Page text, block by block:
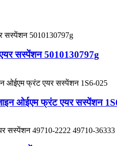
सस्पेंशन 5010130797g
ओईएम फ्रंट एयर सस्पेंशन